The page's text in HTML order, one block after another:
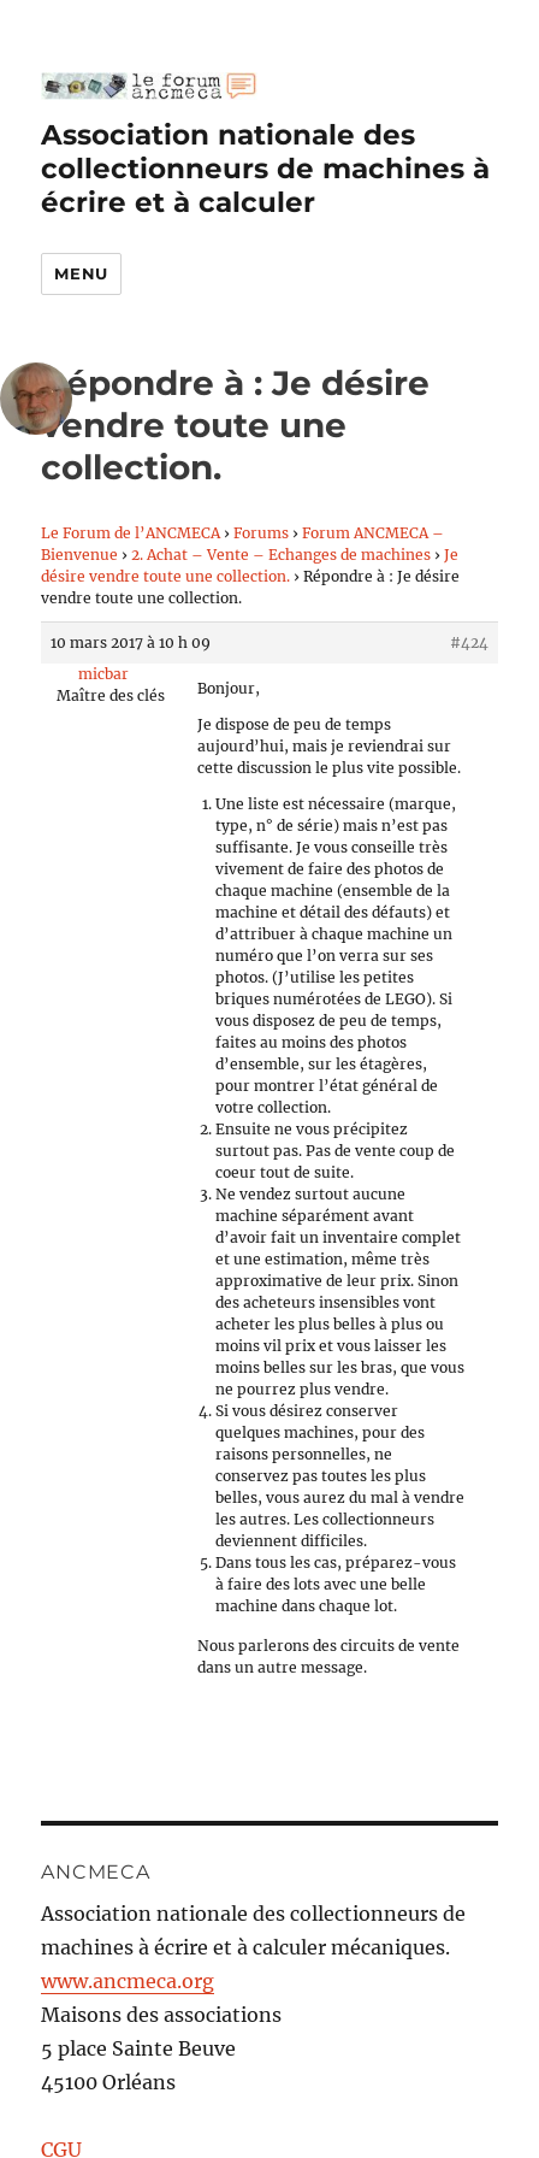
Association nationale des
collectionneurs de machines à
écrire et à calculer
MENU
Répondre à : Je désire
vendre toute une
collection.
Le Forum de l’ANCMECA › Forums › Forum ANCMECA –
Bienvenue › 2. Achat – Vente – Echanges de machines › Je
désire vendre toute une collection. › Répondre à : Je désire
vendre toute une collection.
10 mars 2017 à 10 h 09
#424
micbar
Maître des clés
Bonjour,
Je dispose de peu de temps
aujourd’hui, mais je reviendrai sur
cette discussion le plus vite possible.
Une liste est nécessaire (marque,
type, n° de série) mais n’est pas
suffisante. Je vous conseille très
vivement de faire des photos de
chaque machine (ensemble de la
machine et détail des défauts) et
d’attribuer à chaque machine un
numéro que l’on verra sur ses
photos. (J’utilise les petites
briques numérotées de LEGO). Si
vous disposez de peu de temps,
faites au moins des photos
d’ensemble, sur les étagères,
pour montrer l’état général de
votre collection.
Ensuite ne vous précipitez
surtout pas. Pas de vente coup de
coeur tout de suite.
Ne vendez surtout aucune
machine séparément avant
d’avoir fait un inventaire complet
et une estimation, même très
approximative de leur prix. Sinon
des acheteurs insensibles vont
acheter les plus belles à plus ou
moins vil prix et vous laisser les
moins belles sur les bras, que vous
ne pourrez plus vendre.
Si vous désirez conserver
quelques machines, pour des
raisons personnelles, ne
conservez pas toutes les plus
belles, vous aurez du mal à vendre
les autres. Les collectionneurs
deviennent difficiles.
Dans tous les cas, préparez-vous
à faire des lots avec une belle
machine dans chaque lot.
Nous parlerons des circuits de vente
dans un autre message.
ANCMECA
Association nationale des collectionneurs de
machines à écrire et à calculer mécaniques.
www.ancmeca.org
Maisons des associations
5 place Sainte Beuve
45100 Orléans
CGU